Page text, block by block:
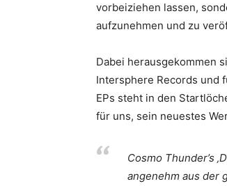
vorbeiziehen lassen,
aufzunehmen und zu
Dabei herausgekommen
Intersphere Records und
EPs steht in den
für uns, sein neuestes
Cosmo Thunder’s
angenehm aus der